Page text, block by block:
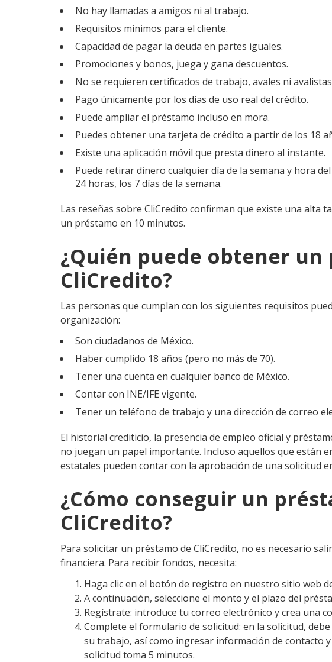
No hay llamadas a amigos ni al trabajo.
Requisitos mínimos para el cliente.
Capacidad de pagar la deuda en partes iguales.
Promociones y bonos, juega y gana descuentos.
No se requieren certificados de trabajo, avales ni
Pago únicamente por los días de uso real del crédito.
Puede ampliar el préstamo incluso en mora.
Puedes obtener una tarjeta de crédito a partir de los 18
Existe una aplicación móvil que presta dinero al instante.
Puede retirar dinero cualquier día de la semana y hora
24 horas, los 7 días de la semana.
Las reseñas sobre CliCredito confirman que existe una alta
un préstamo en 10 minutos.
¿Quién puede obtener un
CliCredito?
Las personas que cumplan con los siguientes requisitos
organización:
Son ciudadanos de México.
Haber cumplido 18 años (pero no más de 70).
Tener una cuenta en cualquier banco de México.
Contar con INE/IFE vigente.
Tener un teléfono de trabajo y una dirección de correo
El historial crediticio, la presencia de empleo oficial y
no juegan un papel importante. Incluso aquellos que están
estatales pueden contar con la aprobación de una solicitud
¿Cómo conseguir un
CliCredito?
Para solicitar un préstamo de CliCredito, no es necesario
financiera. Para recibir fondos, necesita:
Haga clic en el botón de registro en nuestro sitio web
A continuación, seleccione el monto y el plazo del
Regístrate: introduce tu correo electrónico y crea una
Complete el formulario de solicitud: en la solicitud,
su trabajo, así como ingresar información de contacto
solicitud toma 5 minutos.